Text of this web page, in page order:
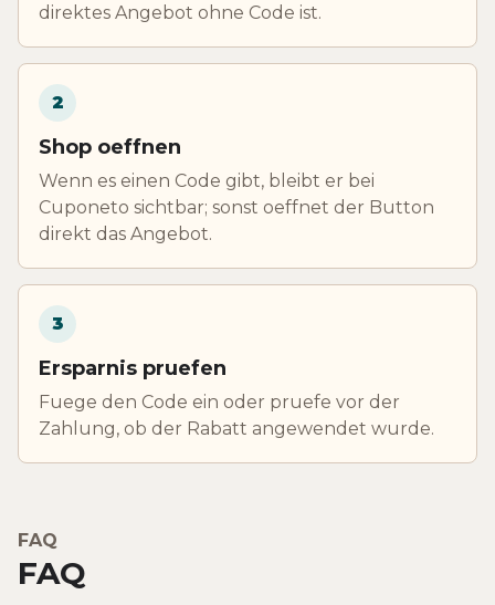
direktes Angebot ohne Code ist.
2
Shop oeffnen
Wenn es einen Code gibt, bleibt er bei
Cuponeto sichtbar; sonst oeffnet der Button
direkt das Angebot.
3
Ersparnis pruefen
Fuege den Code ein oder pruefe vor der
Zahlung, ob der Rabatt angewendet wurde.
FAQ
FAQ